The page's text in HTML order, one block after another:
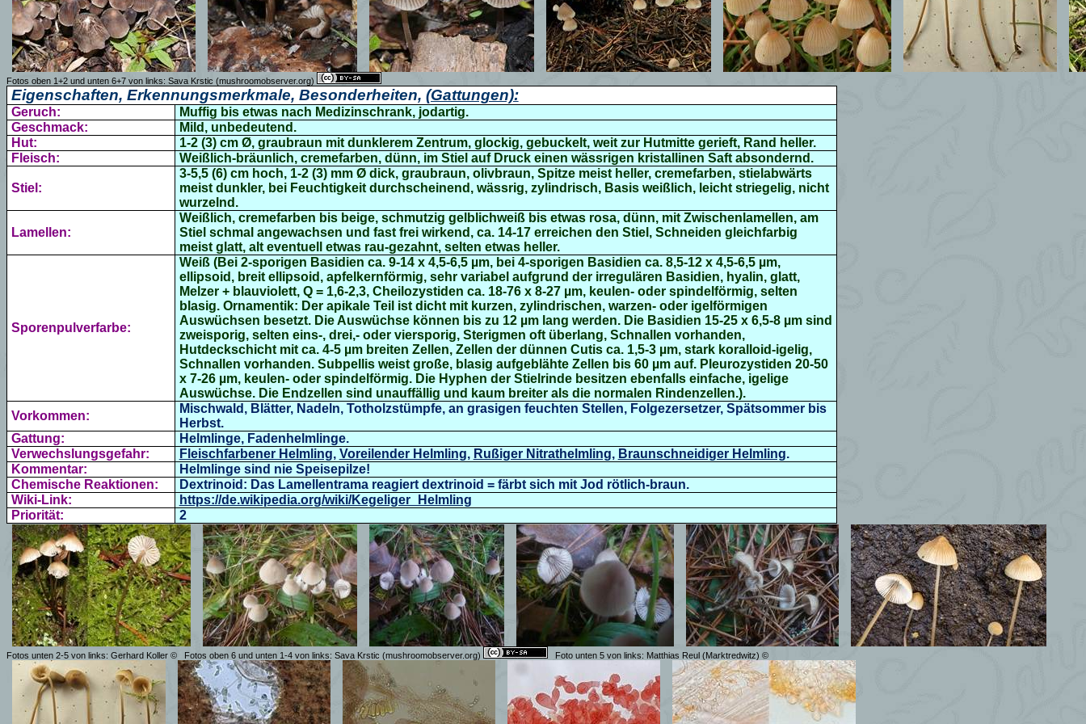
Fotos oben 1+2 und unten 6+7 von links: Sava Krstic (mushroomobserver.org)
Eigenschaften, Erkennungsmerkmale, Besonderheiten, (Gattungen):
Geruch:
Muffig bis etwas nach Medizinschrank, jodartig.
Geschmack:
Mild, unbedeutend.
Hut:
1-2 (3) cm Ø, graubraun mit dunklerem Zentrum, glockig, gebuckelt, weit zur Hutmitte gerieft, Rand heller.
Fleisch:
Weißlich-bräunlich, cremefarben, dünn, im Stiel auf Druck einen wässrigen kristallinen Saft absondernd.
Stiel:
3-5,5 (6) cm hoch, 1-2 (3) mm Ø dick, graubraun, olivbraun, Spitze meist heller, cremefarben, stielabwärts
meist dunkler, bei Feuchtigkeit durchscheinend, wässrig, zylindrisch, Basis weißlich, leicht striegelig, nicht
wurzelnd.
Lamellen:
Weißlich, cremefarben bis beige, schmutzig gelblichweiß bis etwas rosa, dünn, mit Zwischenlamellen, am
Stiel schmal angewachsen und fast frei wirkend, ca. 14-17 erreichen den Stiel, Schneiden gleichfarbig
meist glatt, alt eventuell etwas rau-gezahnt, selten etwas heller.
Sporenpulverfarbe:
Weiß (Bei 2-sporigen Basidien ca. 9-14 x 4,5-6,5 µm, bei 4-sporigen Basidien ca. 8,5-12 x 4,5-6,5 µm,
ellipsoid, breit ellipsoid, apfelkernförmig, sehr variabel aufgrund der irregulären Basidien, hyalin, glatt,
Melzer + blauviolett, Q= 1,6-2,3, Cheilozystiden ca. 18-76 x 8-27 µm, keulen- oder spindelförmig, selten
blasig. Ornamentik: Der apikale Teil ist dicht mit kurzen, zylindrischen, warzen- oder igelförmigen
Auswüchsen besetzt. Die Auswüchse können bis zu 12 µm lang werden. Die Basidien 15-25 x 6,5-8 µm sind
zweisporig, selten eins-, drei,- oder viersporig, Sterigmen oft überlang, Schnallen vorhanden,
Hutdeckschicht mit ca. 4-5 µm breiten Zellen, Zellen der dünnen Cutis ca. 1,5-3 µm, stark koralloid-igelig,
Schnallen vorhanden. Subpellis weist große, blasig aufgeblähte Zellen bis 60 µm auf. Pleurozystiden 20-50
x 7-26 µm, keulen- oder spindelförmig. Die Hyphen der Stielrinde besitzen ebenfalls einfache, igelige
Auswüchse. Die Endzellen sind unauffällig und kaum breiter als die normalen Rindenzellen.).
Vorkommen:
Mischwald, Blätter, Nadeln, Totholzstümpfe, an grasigen feuchten Stellen, Folgezersetzer, Spätsommer bis
Herbst.
Gattung:
Helmlinge, Fadenhelmlinge.
Verwechslungsgefahr:
Fleischfarbener Helmling, Voreilender Helmling, Rußiger Nitrathelmling, Braunschneidiger Helmling.
Kommentar:
Helmlinge sind nie Speisepilze!
Chemische Reaktionen:
Dextrinoid: Das Lamellentrama reagiert dextrinoid = färbt sich mit Jod rötlich-braun.
Wiki-Link:
https://de.wikipedia.org/wiki/Kegeliger_Helmling
Priorität:
2
Fotos unten 2-5 von links: Gerhard Koller © Fotos oben 6 und unten 1-4 von links: Sava Krstic (mushroomobserver.org) Foto unten 5 von links: Matthias Reul (Marktredwitz) ©